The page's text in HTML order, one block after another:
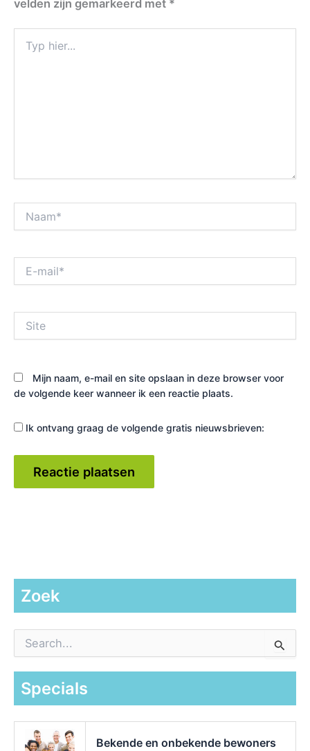
velden zijn gemarkeerd met *
hier...
mail*
Mijn naam, e-mail en site opslaan in deze browser voor
de volgende keer wanneer ik een reactie plaats.
Ik ontvang graag de volgende gratis nieuwsbrieven:
Zoek
a
Specials
Bekende en onbekende bewoners